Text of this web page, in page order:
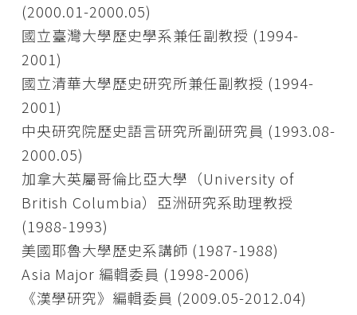
(2000.01-2000.05)
國立臺灣大學歷史學系兼任副教授 (1994-
2001)
國立清華大學歷史研究所兼任副教授 (1994-
2001)
中央研究院歷史語言研究所副研究員 (1993.08-
2000.05)
加拿大英屬哥倫比亞大學（University of
British Columbia）亞洲研究系助理教授
(1988-1993)
美國耶魯大學歷史系講師 (1987-1988)
Asia Major 編輯委員 (1998-2006)
《漢學研究》編輯委員 (2009.05-2012.04)